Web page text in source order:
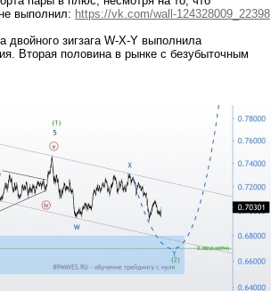
выполнил: https://vk.com/wall-124328009_22398
двойного зигзага W-X-Y выполнила
Вторая половина в рынке с безубыточным